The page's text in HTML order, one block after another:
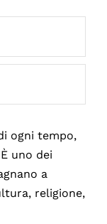
ogni tempo,
uno dei
a
religione,